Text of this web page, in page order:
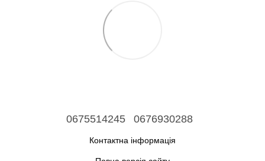
0675514245 0676930288
Контактна інформація